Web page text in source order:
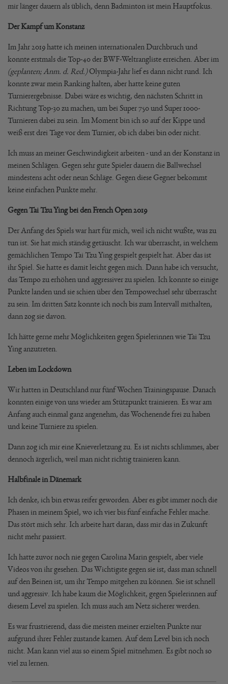
mir länger dauern als üblich, denn Badminton ist mein Hauptfokus.
Der Kampf um Konstanz
Im Jahr 2019 hatte ich meinen internationalen Durchbruch und
konnte erstmals die Top-40 der BWF-Weltrangliste erreichen. Aber im
(geplanten; Anm. d. Red.)Olympia-Jahr lief es dann nicht rund. Ich
konnte zwar mein Ranking halten, aber hatte keine guten
Turnierergebnisse. Dabei wäre es wichtig, den nächsten Schritt in
Richtung Top-30 zu machen, um bei Super 750 und Super 1000-
Turnieren dabei zu sein. Im Moment bin ich so auf der Kippe und
weiß erst drei Tage vor dem Turnier, ob ich dabei bin oder nicht.
Ich muss an meiner Geschwindigkeit arbeiten - und an der Konstanz in
meinen Schlägen. Gegen sehr gute Spieler dauern die Ballwechsel
mindestens acht oder neun Schläge. Gegen diese Gegner bekommt
keine einfachen Punkte mehr.
Gegen Tai Tzu Ying bei den French Open 2019
Der Anfang des Spiels war hart für mich, weil ich nicht wußte, was zu
tun ist. Sie hat mich ständig getäuscht. Ich war überrascht, in welchem
gemächlichen Tempo Tai Tzu Ying gespielt gespielt hat. Aber das ist
ihr Spiel. Sie hatte es damit leicht gegen mich. Dann habe ich versucht,
das Tempo zu erhöhen und aggressiver zu spielen. Ich konnte so einige
Punkte landen und sie schien über den Tempowechsel sehr überrascht
zu sein. Im dritten Satz konnte ich noch bis zum Intervall mithalten,
dann zog sie davon.
Ich hätte gerne mehr Möglichkeiten gegen Spielerinnen wie Tai Tzu
Ying anzutreten.
Leben im Lockdown
Wir hatten in Deutschland nur fünf Wochen Trainingspause. Danach
konnten einige von uns wieder am Stützpunkt trainieren. Es war am
Anfang auch einmal ganz angenehm, das Wochenende frei zu haben
und keine Turniere zu spielen.
Dann zog ich mir eine Knieverletzung zu. Es ist nichts schlimmes, aber
dennoch ärgerlich, weil man nicht richtig trainieren kann.
Halbfinale in Dänemark
Ich denke, ich bin etwas reifer geworden. Aber es gibt immer noch die
Phasen in meinem Spiel, wo ich vier bis fünf einfache Fehler mache.
Das stört mich sehr. Ich arbeite hart daran, dass mir das in Zukunft
nicht mehr passiert.
Ich hatte zuvor noch nie gegen Carolina Marin gespielt, aber viele
Videos von ihr gesehen. Das Wichtigste gegen sie ist, dass man schnell
auf den Beinen ist, um ihr Tempo mitgehen zu können. Sie ist schnell
und aggressiv. Ich habe kaum die Möglichkeit, gegen Spielerinnen auf
diesem Level zu spielen. Ich muss auch am Netz sicherer werden.
Es war frustrierend, dass die meisten meiner erzielten Punkte nur
aufgrund ihrer Fehler zustande kamen. Auf dem Level bin ich noch
nicht. Man kann viel aus so einem Spiel mitnehmen. Es gibt noch so
viel zu lernen.